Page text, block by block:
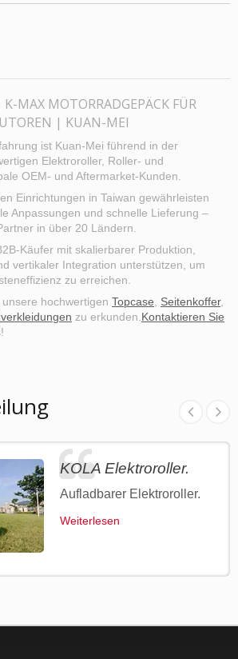
Um Ihr gemütliches Fahrerlebnis zu
Informationen siehe bitte die
unten.
MAX MOTORRADGEPÄCK FÜR
| KUAN-MEI
ist Kuan-Mei führend in der
Elektroroller, Roller- und
OEM- und Aftermarket-Kunden.
Einrichtungen in Taiwan gewährleisten
Anpassungen und schnelle Lieferung –
in über 20 Ländern.
Käufer mit skalierbarer Produktion,
vertikaler Integration unterstützen, um
zu erreichen.
hochwertigen Topcase Seitenkoffer,
zu erkunden. Kontaktieren Sie
KOLA Elektroroller.
Aufladbarer Elektroroller.
Weiterlesen